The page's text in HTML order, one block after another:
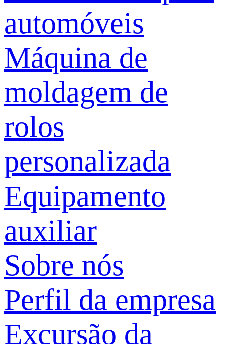
automóveis
Máquina de
moldagem de
rolos
personalizada
Equipamento
auxiliar
Sobre nós
Perfil da empresa
Excursão da